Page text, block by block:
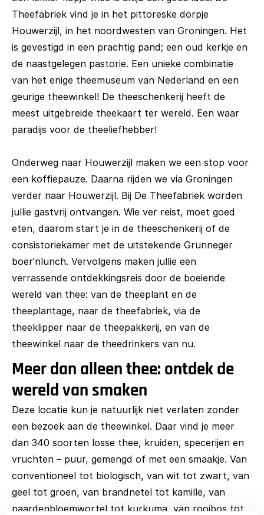
Theefabriek vind je in het pittoreske dorpje
Houwerzijl, in het noordwesten van Groningen. Het
is gevestigd in een prachtig pand; een oud kerkje en
de naastgelegen pastorie. Een unieke combinatie
van het enige theemuseum van Nederland en een
geurige theewinkel! De theeschenkerij heeft de
meest uitgebreide theekaart ter wereld. Een waar
paradijs voor de theeliefhebber!
Onderweg naar Houwerzijl maken we een stop voor
een koffiepauze. Daarna rijden we via Groningen
verder naar Houwerzijl. Bij De Theefabriek worden
jullie gastvrij ontvangen. Wie ver reist, moet goed
eten, daarom start je in de theeschenkerij of de
consistoriekamer met de uitstekende Grunneger
boer’nlunch. Vervolgens maken jullie een
verrassende ontdekkingsreis door de boeiende
wereld van thee: van de theeplant en de
theeplantage, naar de theefabriek, via de
theeklipper naar de theepakkerij, en van de
theewinkel naar de theedrinkers van nu.
Meer dan alleen thee: ontdek de
wereld van smaken
Deze locatie kun je natuurlijk niet verlaten zonder
een bezoek aan de theewinkel. Daar vind je meer
dan 340 soorten losse thee, kruiden, specerijen en
vruchten – puur, gemengd of met een smaakje. Van
conventioneel tot biologisch, van wit tot zwart, van
geel tot groen, van brandnetel tot kamille, van
paardenbloemwortel tot kurkuma, van rooibos tot